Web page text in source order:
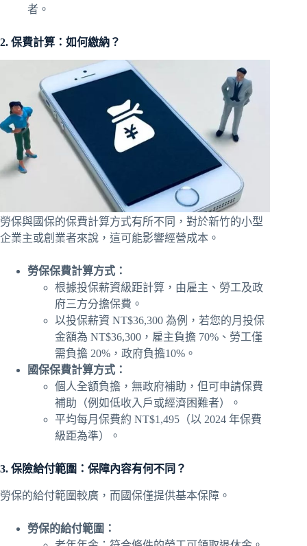
者。
2. 保費計算：如何繳納？
勞保與國保的保費計算方式有所不同，對於新竹的小型
企業主或創業者來說，這可能影響經營成本。
勞保保費計算方式：
根據投保薪資級距計算，由雇主、勞工及政
府三方分擔保費。
以投保薪資 NT$36,300 為例，若您的月投保
金額為 NT$36,300，雇主負擔 70%、勞工僅
需負擔 20%，政府負擔10%。
國保保費計算方式：
個人全額負擔，無政府補助，但可申請保費
補助（例如低收入戶或經濟困難者）。
平均每月保費約 NT$1,495（以 2024 年保費
級距為準）。
3. 保險給付範圍：保障內容有何不同？
勞保的給付範圍較廣，而國保僅提供基本保障。
勞保的給付範圍：